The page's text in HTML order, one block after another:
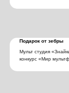
Подарок от зебры
Мульт студия
конкурс «Мир